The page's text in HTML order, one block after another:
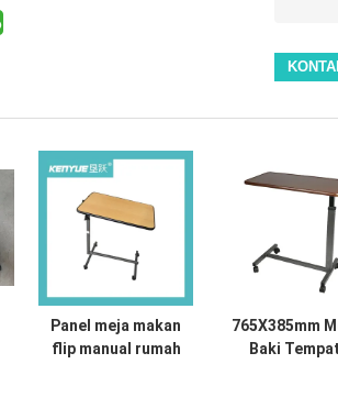
Panel meja makan
flip manual rumah
765X385mm
Baki Tempat